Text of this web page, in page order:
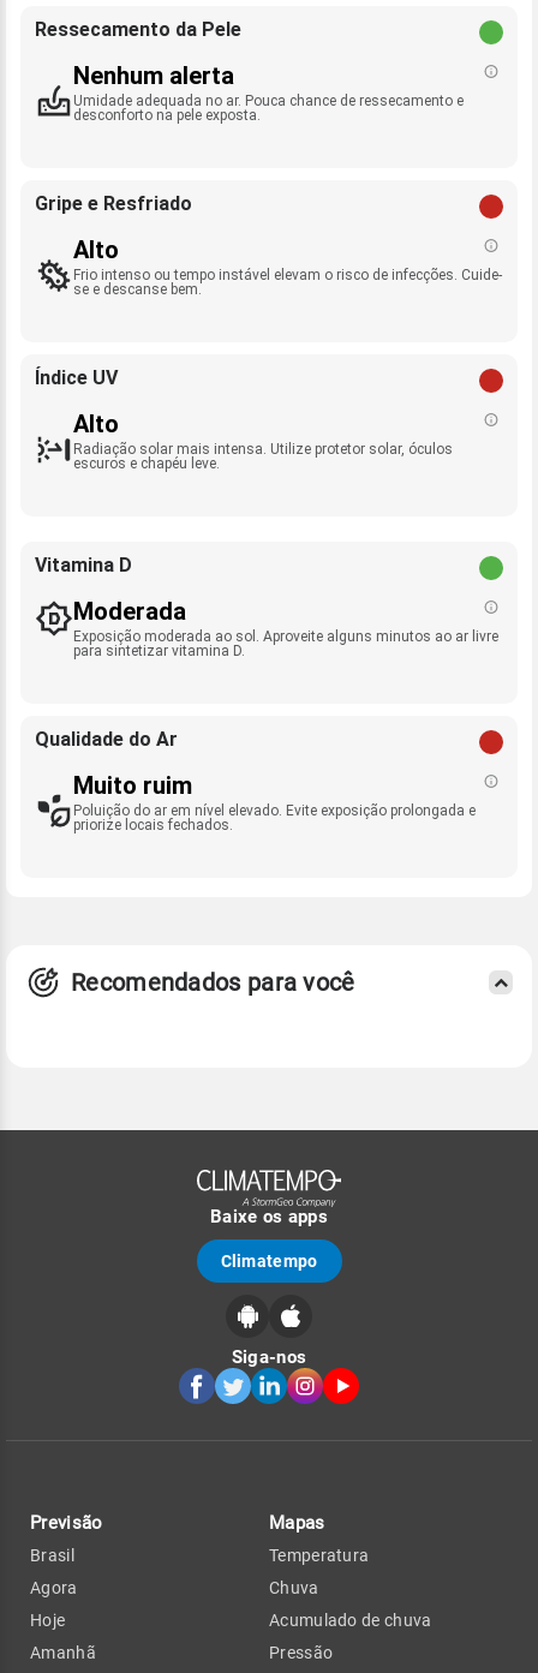
Ressecamento da Pele
Nenhum alerta
Umidade adequada no ar. Pouca chance de ressecamento e
desconforto na pele exposta.
Gripe e Resfriado
Alto
Frio intenso ou tempo instável elevam o risco de infecções. Cuide-
se e descanse bem.
Índice UV
Alto
Radiação solar mais intensa. Utilize protetor solar, óculos
escuros e chapéu leve.
Vitamina D
Moderada
Exposição moderada ao sol. Aproveite alguns minutos ao ar livre
para sintetizar vitamina D.
Qualidade do Ar
Muito ruim
Poluição do ar em nível elevado. Evite exposição prolongada e
priorize locais fechados.
Recomendados para você
Baixe os apps
Climatempo
Siga-nos
Previsão
Brasil
Agora
Hoje
Amanhã
Mapas
Temperatura
Chuva
Acumulado de chuva
Pressão